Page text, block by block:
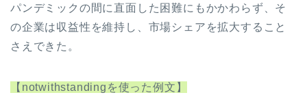
パンデミックの間に直面した困難にもかかわらず、そ
の企業は収益性を維持し、市場シェアを拡大すること
さえできた。
【notwithstandingを使った例文】